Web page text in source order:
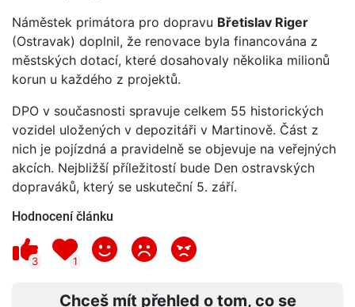
Náměstek primátora pro dopravu Břetislav Riger
(Ostravak) doplnil, že renovace byla financována z
městských dotací, které dosahovaly několika milionů
korun u každého z projektů.
DPO v současnosti spravuje celkem 55 historických
vozidel uložených v depozitáři v Martinově. Část z
nich je pojízdná a pravidelně se objevuje na veřejných
akcích. Nejbližší příležitostí bude Den ostravských
dopraváků, který se uskuteční 5. září.
Hodnocení článku
3 1
Chceš mít přehled o tom, co se